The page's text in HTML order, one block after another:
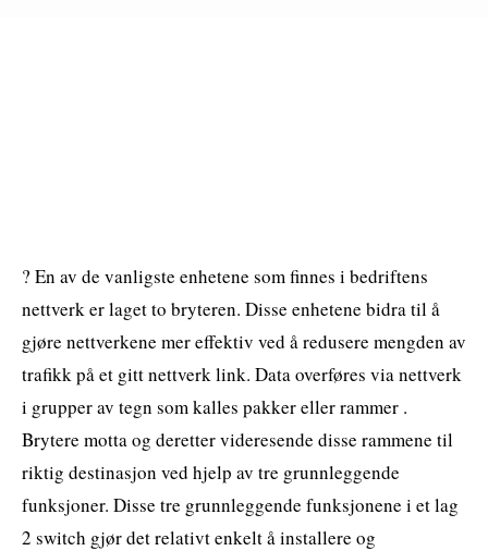
? En av de vanligste enhetene som finnes i bedriftens
nettverk er laget to bryteren. Disse enhetene bidra til å
gjøre nettverkene mer effektiv ved å redusere mengden av
trafikk på et gitt nettverk link. Data overføres via nettverk
i grupper av tegn som kalles pakker eller rammer .
Brytere motta og deretter videresende disse rammene til
riktig destinasjon ved hjelp av tre grunnleggende
funksjoner. Disse tre grunnleggende funksjonene i et lag
2 switch gjør det relativt enkelt å installere og